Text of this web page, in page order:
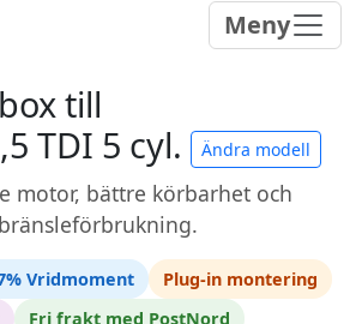
Meny
till
TDI 5 cyl.
Ändra modell
motor, bättre körbarhet och
Vridmoment
Plug-in montering
Fri frakt med PostNord